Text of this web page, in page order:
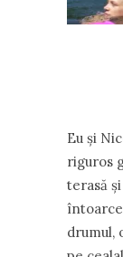
Eu şi
riguros
terasă
drumul,